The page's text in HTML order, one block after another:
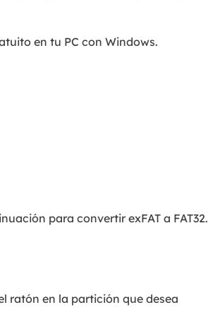
en tu PC con Windows.
para convertir exFAT a FAT32.
ratón en la partición que desea